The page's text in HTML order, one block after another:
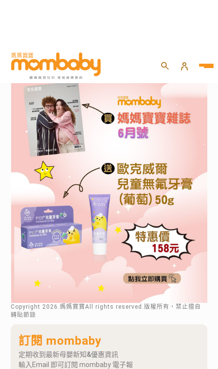
Copyright 2026 .媽媽寶寶All rights reserved.版權所有，禁止擅自
轉貼節錄
訂閱 mombaby
定期收到最新母嬰新知&優惠資訊
輸入Email 即可訂閱 mombaby 電子報